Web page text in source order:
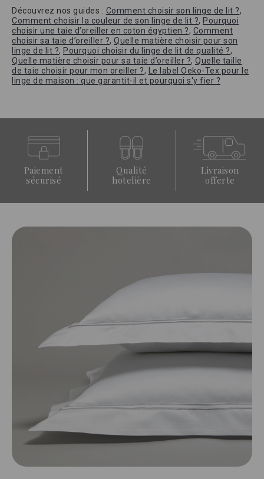
Découvrez nos guides : Comment choisir son linge de lit ?,
Comment choisir la couleur de son linge de lit ?, Pourquoi
choisir une taie d’oreiller en coton égyptien ?, Comment
choisir sa taie d’oreiller ?, Quelle matière choisir pour son
linge de lit ?, Pourquoi choisir du linge de lit de qualité ?,
Quelle matière choisir pour sa taie d’oreiller ?, Quelle taille
de taie choisir pour mon oreiller ?,
Le label Oeko-Tex pour le
linge de maison : que garantit-il et pourquoi s'y fier ?
Paiement
sécurisé
Qualité
hotelière
Livraison
offerte